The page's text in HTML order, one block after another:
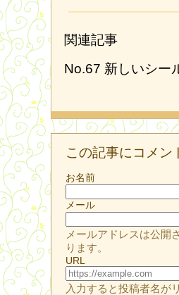
関連記事
No.67 新しいシー
この記事にコメン
お名前
メール
メールアドレスは公開
ります。
URL
入力すると投稿者名が